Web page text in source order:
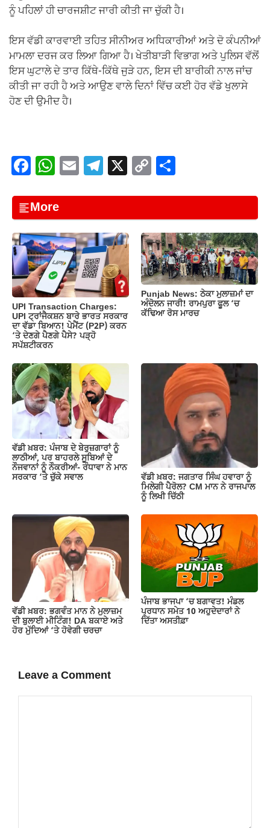
ਨੂੰ ਪਹਿਲਾਂ ਹੀ ਚਾਰਜਸ਼ੀਟ ਜਾਰੀ ਕੀਤੀ ਜਾ ਚੁੱਕੀ ਹੈ।
ਇਸ ਵੱਡੀ ਕਾਰਵਾਈ ਤਹਿਤ ਸੀਨੀਅਰ ਅਧਿਕਾਰੀਆਂ ਅਤੇ ਦੋ ਕੰਪਨੀਆਂ
ਮਾਮਲਾ ਦਰਜ ਕਰ ਲਿਆ ਗਿਆ ਹੈ। ਖੇਤੀਬਾੜੀ ਵਿਭਾਗ ਅਤੇ ਪੁਲਿਸ ਵੱਲੋਂ
ਇਸ ਘੁਟਾਲੇ ਦੇ ਤਾਰ ਕਿੱਥੇ-ਕਿੱਥੇ ਜੁੜੇ ਹਨ, ਇਸ ਦੀ ਬਾਰੀਕੀ ਨਾਲ ਜਾਂਚ
ਕੀਤੀ ਜਾ ਰਹੀ ਹੈ ਅਤੇ ਆਉਣ ਵਾਲੇ ਦਿਨਾਂ ਵਿੱਚ ਕਈ ਹੋਰ ਵੱਡੇ ਖੁਲਾਸੇ
ਹੋਣ ਦੀ ਉਮੀਦ ਹੈ।
F
c
e
b
o
o
k
W
at
s
A
p
p
E
ail
T
e
gr
a
m
X C
p
y
Li
n
k
ar
e
More
UPI Transaction Charges:
UPI ਟ੍ਰਾਂਜੈਕਸ਼ਨ ਬਾਰੇ ਭਾਰਤ ਸਰਕਾਰ
ਦਾ ਵੱਡਾ ਬਿਆਨ! ਪੇਮੈਂਟ (P2P) ਕਰਨ
‘ਤੇ ਦੇਣਗੇ ਪੈਣਗੇ ਪੈਸੇ? ਪੜ੍ਹੋ
ਸਪੱਸ਼ਟੀਕਰਨ
Punjab News: ਠੇਕਾ ਮੁਲਾਜ਼ਮਾਂ ਦਾ
ਅੰਦੋਲਨ ਜਾਰੀ! ਰਾਮਪੁਰਾ ਫੂਲ ‘ਚ
ਕੱਢਿਆ ਰੋਸ ਮਾਰਚ
ਵੱਡੀ ਖ਼ਬਰ: ਪੰਜਾਬ ਦੇ ਬੇਰੁਜ਼ਗਾਰਾਂ ਨੂੰ
ਲਾਠੀਆਂ, ਪਰ ਬਾਹਰਲੇ ਸੂਬਿਆਂ ਦੇ
ਨੌਜਵਾਨਾਂ ਨੂੰ ਨੌਕਰੀਆਂ- ਰੰਧਾਵਾ ਨੇ ਮਾਨ
ਸਰਕਾਰ ‘ਤੇ ਚੁੱਕੇ ਸਵਾਲ
ਵੱਡੀ ਖ਼ਬਰ: ਜਗਤਾਰ ਸਿੰਘ ਹਵਾਰਾ ਨੂੰ
ਮਿਲੇਗੀ ਪੈਰੋਲ? CM ਮਾਨ ਨੇ ਰਾਜਪਾਲ
ਨੂੰ ਲਿਖੀ ਚਿੱਠੀ
ਵੱਡੀ ਖ਼ਬਰ: ਭਗਵੰਤ ਮਾਨ ਨੇ ਮੁਲਾਜ਼ਮ
ਦੀ ਬੁਲਾਈ ਮੀਟਿੰਗ! DA ਬਕਾਏ ਅਤੇ
ਹੋਰ ਮੁੱਦਿਆਂ ‘ਤੇ ਹੋਵੇਗੀ ਚਰਚਾ
ਪੰਜਾਬ ਭਾਜਪਾ ‘ਚ ਬਗਾਵਤ! ਮੰਡਲ
ਪ੍ਰਧਾਨ ਸਮੇਤ 10 ਅਹੁਦੇਦਾਰਾਂ ਨੇ
ਦਿੱਤਾ ਅਸਤੀਫ਼ਾ
Leave a Comment